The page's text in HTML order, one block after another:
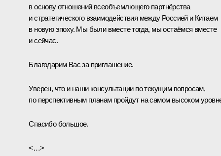
в основу отношений всеобъемлющего партнёрства
и стратегического взаимодействия между Россией и Китаем
в новую эпоху. Мы были вместе тогда, мы остаёмся вместе
и сейчас.
Благодарим Вас за приглашение.
Уверен, что и наши консультации по текущим вопросам,
по перспективным планам пройдут на самом высоком
Спасибо большое.
<…>